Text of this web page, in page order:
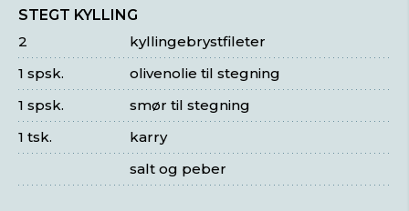
STEGT KYLLING
kyllingebrystfileter
2
olivenolie til stegning
1 spsk.
smør til stegning
1 spsk.
karry
1 tsk.
salt og peber